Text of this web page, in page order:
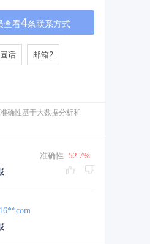
查看4条联系方式
固话 邮箱2
确性基于大数据分析和
准确性 52.7%